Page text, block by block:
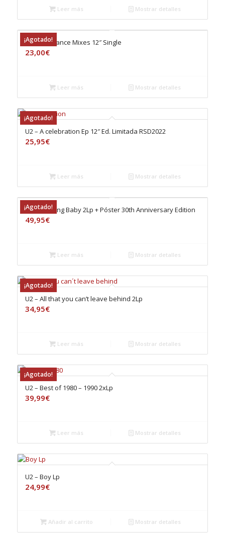
Leer más Mostrar detalles
¡Agotado!
U2 – 3-D Dance Mixes 12″ Single
23,00€
Leer más Mostrar detalles
¡Agotado!
U2 – A celebration Ep 12″ Ed. Limitada RSD2022
25,95€
Leer más Mostrar detalles
¡Agotado!
U2 – Achtung Baby 2Lp + Póster 30th Anniversary Edition
49,95€
Leer más Mostrar detalles
¡Agotado!
U2 – All that you can’t leave behind 2Lp
34,95€
Leer más Mostrar detalles
¡Agotado!
U2 – Best of 1980 – 1990 2xLp
39,99€
Leer más Mostrar detalles
U2 – Boy Lp
24,99€
Añadir al carrito Mostrar detalles